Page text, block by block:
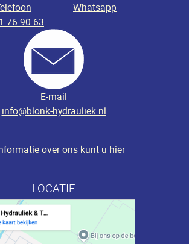
Whatsapp
76 90 63
E-mail
info@blonk-hydrauliek.nl
over ons kunt u hier
LOCATIE